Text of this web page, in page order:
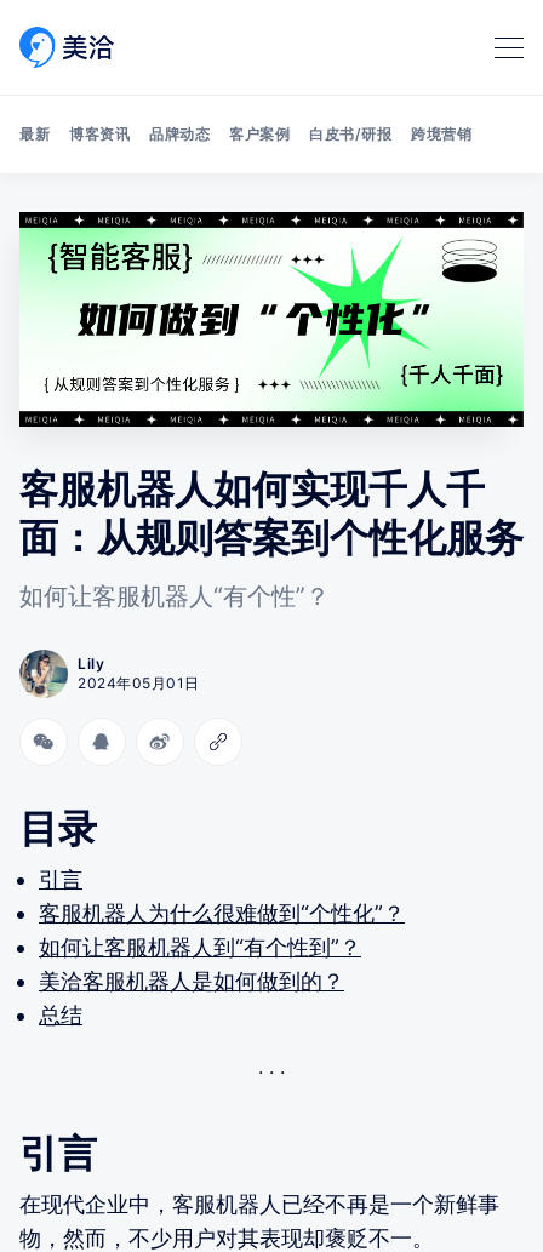
Search 美洽博客
最新 博客资讯 品牌动态 客户案例 白皮书/研报 跨境营销
客服机器人如何实现千人千
面：从规则答案到个性化服务
如何让客服机器人“有个性”？
Lily
2024年05月01日
目录
引言
客服机器人为什么很难做到“个性化”？
如何让客服机器人到“有个性到”？
美洽客服机器人是如何做到的？
总结
引言
在现代企业中，客服机器人已经不再是一个新鲜事
物，然而，不少用户对其表现却褒贬不一。